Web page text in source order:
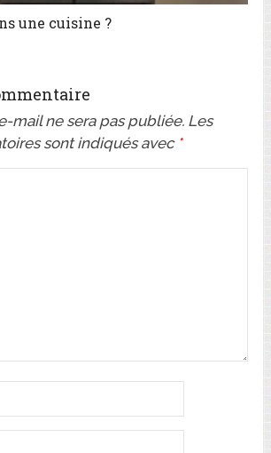
une cuisine ?
mail ne sera pas publiée. Les
sont indiqués avec *